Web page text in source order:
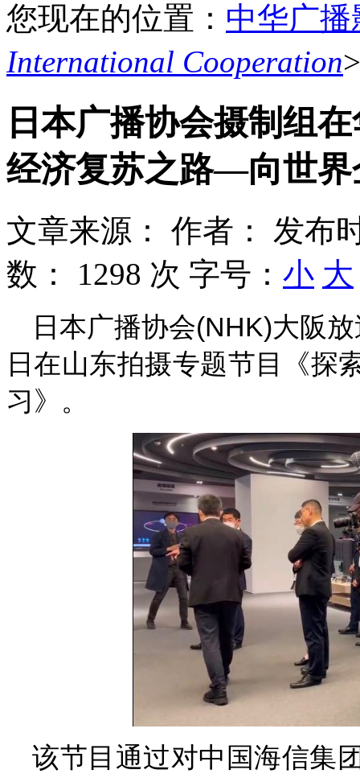
您现在的位置： 中华广
International Cooperation
日本广播协会摄制组
经济复苏之路—向世界
文章来源： 作者：
发布
数： 1298 次 字号： 小 大
日本广播协会(NHK)大阪
日在山东拍摄专题节目《
习》。
该节目通过对中国海信集